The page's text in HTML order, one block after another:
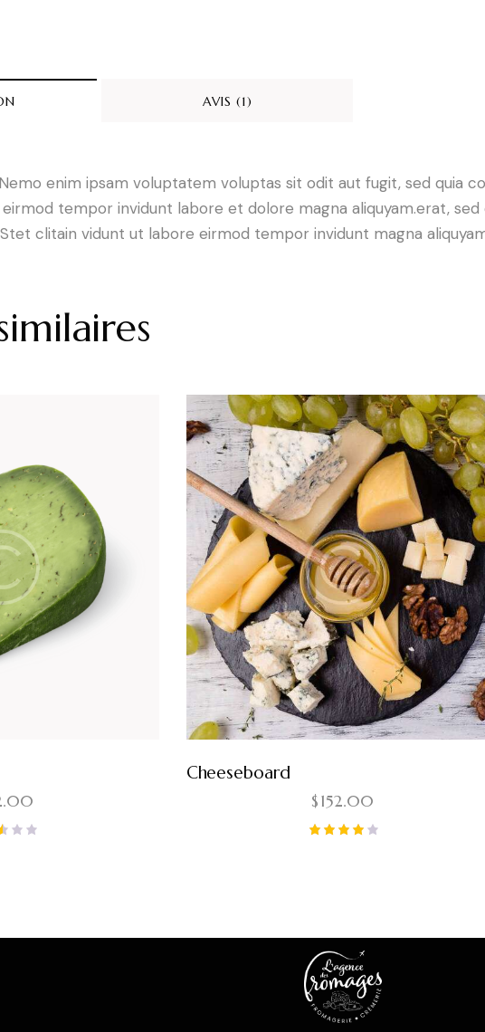
AVIS (1)
enim ipsam voluptatem voluptas sit odit aut fugit, sed quia
tempor invidunt labore et dolore magna aliquyam.erat,
clitain vidunt ut labore eirmod tempor invidunt magna
Cheeseboard
$152.00